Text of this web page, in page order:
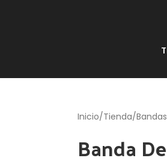
Inicio Tienda
Banda